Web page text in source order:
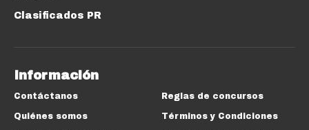
Clasificados PR
Información
Contáctanos
Quiénes somos
Reglas de concursos
Términos y Condiciones